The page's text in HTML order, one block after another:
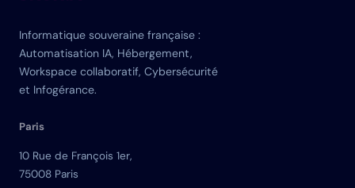
Informatique souveraine française :
Automatisation IA, Hébergement,
Workspace collaboratif, Cybersécurité
et Infogérance.
Paris
10 Rue de François 1er,
75008 Paris